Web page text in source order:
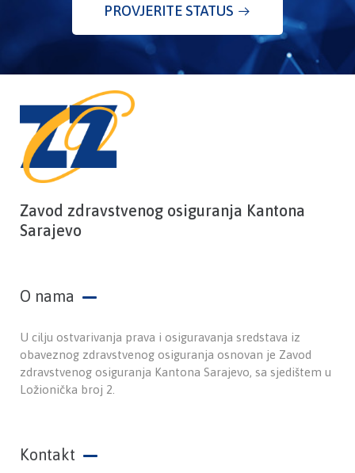
PROVJERITE STATUS
Zavod zdravstvenog osiguranja Kantona
Sarajevo
O nama
U cilju ostvarivanja prava i osiguravanja sredstava iz
obaveznog zdravstvenog osiguranja osnovan je Zavod
zdravstvenog osiguranja Kantona Sarajevo, sa sjedištem u
Ložionička broj 2.
Kontakt